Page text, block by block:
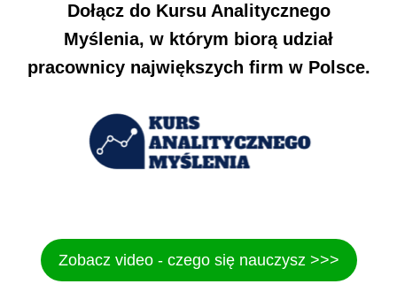
Dołącz do Kursu Analitycznego
Myślenia, w którym biorą udział
pracownicy największych firm w Polsce.
Zobacz video - czego się nauczysz >>>